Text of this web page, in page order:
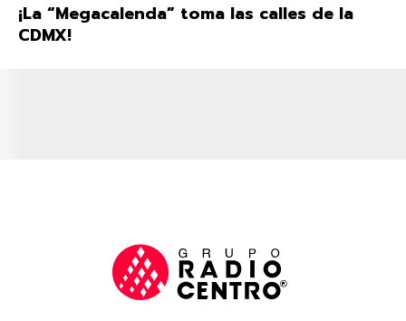
¡La “Megacalenda” toma las calles de la
CDMX!